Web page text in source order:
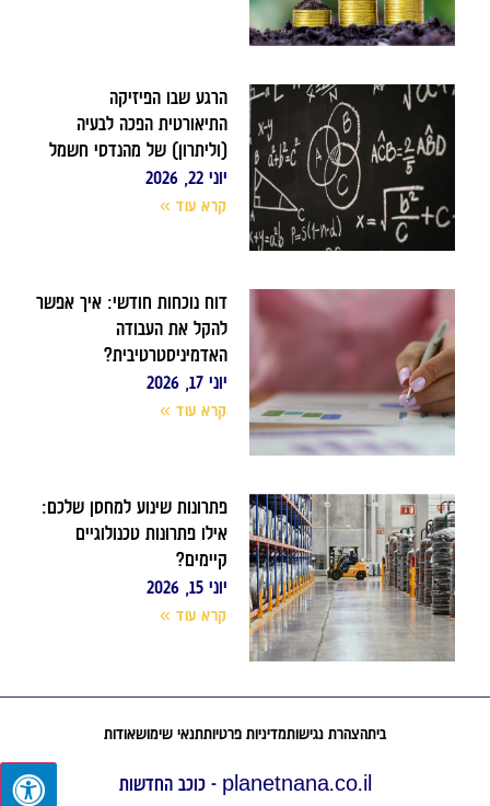
הרגע שבו הפיזיקה
התיאורטית הפכה לבעיה
(וליתרון) של מהנדסי חשמל
יוני 22, 2026
קרא עוד »
דוח נוכחות חודשי: איך אפשר
להקל את העבודה
האדמיניסטרטיבית?
יוני 17, 2026
קרא עוד »
פתרונות שינוע למחסן שלכם:
אילו פתרונות טכנולוגיים
קיימים?
יוני 15, 2026
קרא עוד »
ביתהצהרת נגישותמדיניות פרטיותתנאי שימושאודות
planetnana.co.il - כוכב החדשות